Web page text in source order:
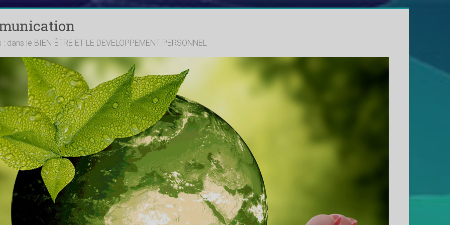
le BIEN-ÊTRE ET LE DEVELOPPEMENT PERSONNEL